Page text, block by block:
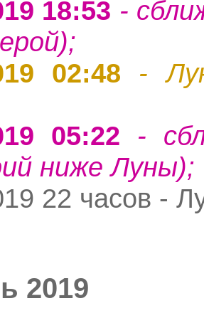
18:53 -
02:48 -
05:22 -
ниже Луны);
22 часов -
2019